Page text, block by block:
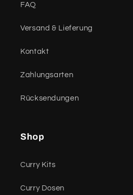
FAQ
Versand & Lieferung
Kontakt
Zahlungsarten
Rücksendungen
Shop
Curry Kits
Curry Dosen